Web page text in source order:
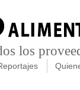
los